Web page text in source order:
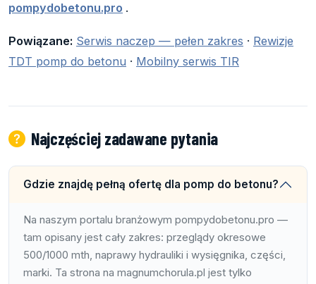
pompydobetonu.pro .
Powiązane: Serwis naczep — pełen zakres · Rewizje
TDT pomp do betonu · Mobilny serwis TIR
Najczęściej zadawane pytania
Gdzie znajdę pełną ofertę dla pomp do betonu?
Na naszym portalu branżowym pompydobetonu.pro —
tam opisany jest cały zakres: przeglądy okresowe
500/1000 mth, naprawy hydrauliki i wysięgnika, części,
marki. Ta strona na magnumchorula.pl jest tylko